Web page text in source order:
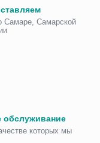
Самаре, Самарской
обслуживание
которых мы